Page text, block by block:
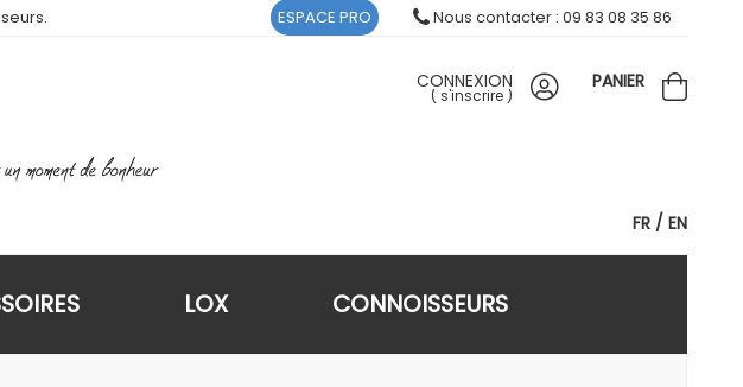
FR EN
CONNEXION
( s'inscrire )
PANIER
LOX CONNOISSEURS
ESPACE PRO Nous contacter : 09 83 08 35 86